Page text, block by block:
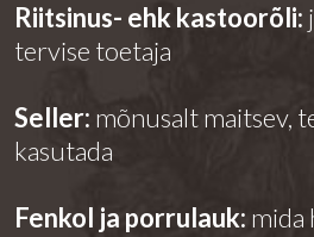
Riitsinus- ehk kastoorõli:
tervise toetaja
Seller: mõnusalt maitsev,
kasutada
Fenkol ja porrulauk: mida